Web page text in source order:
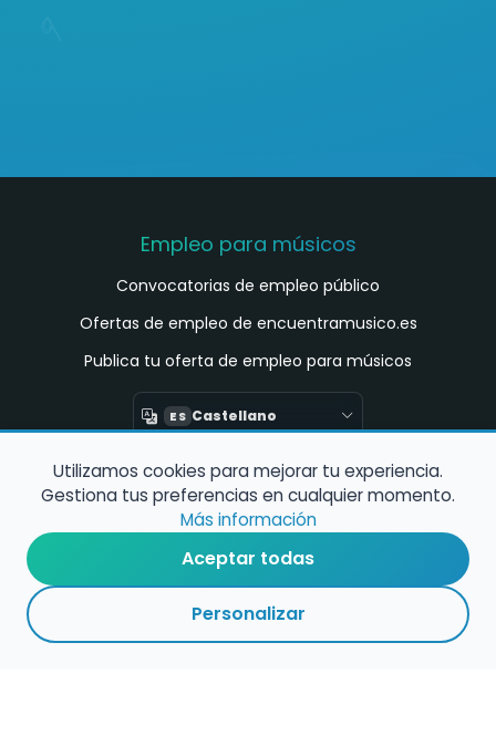
Empleo para músicos
Convocatorias de empleo público
Ofertas de empleo de encuentramusico.es
Publica tu oferta de empleo para músicos
ES Castellano
Encuentra Músico
Buscador de Músicos
Encuentra Pianista Acompañante
Asesoría para músicos y docentes
Utilizamos cookies para mejorar tu experiencia.
Gestiona tus preferencias en cualquier momento.
Más información
Aceptar todas
Personalizar